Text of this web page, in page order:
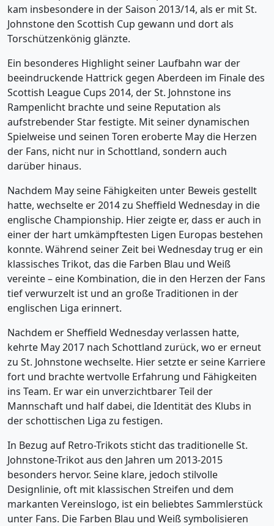
kam insbesondere in der Saison 2013/14, als er mit St.
Johnstone den Scottish Cup gewann und dort als
Torschützenkönig glänzte.
Ein besonderes Highlight seiner Laufbahn war der
beeindruckende Hattrick gegen Aberdeen im Finale des
Scottish League Cups 2014, der St. Johnstone ins
Rampenlicht brachte und seine Reputation als
aufstrebender Star festigte. Mit seiner dynamischen
Spielweise und seinen Toren eroberte May die Herzen
der Fans, nicht nur in Schottland, sondern auch
darüber hinaus.
Nachdem May seine Fähigkeiten unter Beweis gestellt
hatte, wechselte er 2014 zu Sheffield Wednesday in die
englische Championship. Hier zeigte er, dass er auch in
einer der hart umkämpftesten Ligen Europas bestehen
konnte. Während seiner Zeit bei Wednesday trug er ein
klassisches Trikot, das die Farben Blau und Weiß
vereinte – eine Kombination, die in den Herzen der Fans
tief verwurzelt ist und an große Traditionen in der
englischen Liga erinnert.
Nachdem er Sheffield Wednesday verlassen hatte,
kehrte May 2017 nach Schottland zurück, wo er erneut
zu St. Johnstone wechselte. Hier setzte er seine Karriere
fort und brachte wertvolle Erfahrung und Fähigkeiten
ins Team. Er war ein unverzichtbarer Teil der
Mannschaft und half dabei, die Identität des Klubs in
der schottischen Liga zu festigen.
In Bezug auf Retro-Trikots sticht das traditionelle St.
Johnstone-Trikot aus den Jahren um 2013-2015
besonders hervor. Seine klare, jedoch stilvolle
Designlinie, oft mit klassischen Streifen und dem
markanten Vereinslogo, ist ein beliebtes Sammlerstück
unter Fans. Die Farben Blau und Weiß symbolisieren